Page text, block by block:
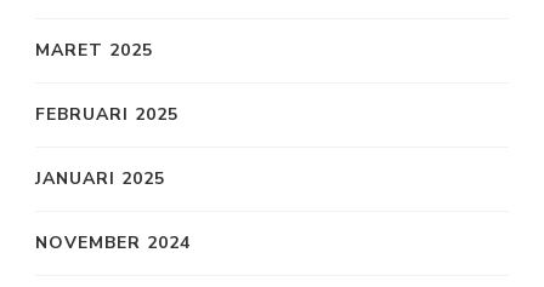
MARET 2025
FEBRUARI 2025
JANUARI 2025
NOVEMBER 2024